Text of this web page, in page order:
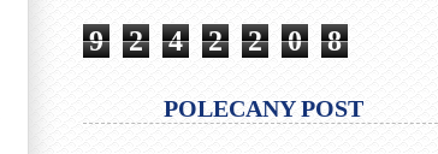
9 2 4 2 2 0 8
POLECANY POST